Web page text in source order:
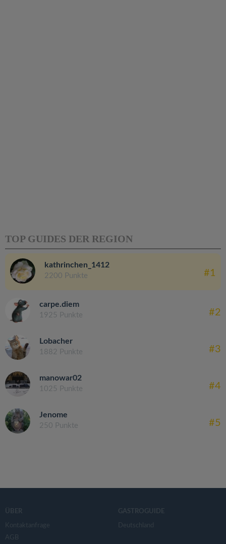
TOP GUIDES DER REGION
kathrinchen_1412
2200 Punkte #1
carpe.diem
1925 Punkte #2
Lobacher
1882 Punkte #3
manowar02
1025 Punkte #4
Jenome
250 Punkte #5
ÜBER
Kontaktanfrage
AGB
GASTROGUIDE
Deutschland